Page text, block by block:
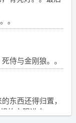
。
侍与金刚狼。。
东西还得归置，
放衣服进去。